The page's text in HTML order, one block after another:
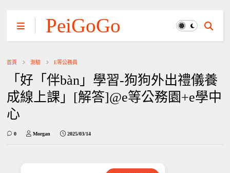
PeiGoGo
首頁 測驗 E等公務員
「好「伴bàn」學習-狗狗外出禮儀養
成線上課」[解答]@e等公務園+e學中
心
0 Morgan 2025/03/14